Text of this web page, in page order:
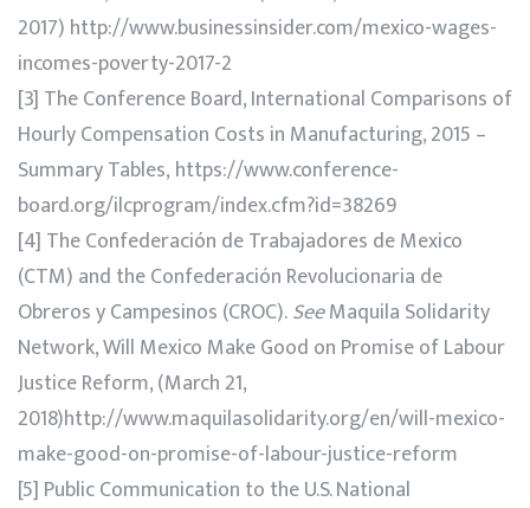
2017) http://www.businessinsider.com/mexico-wages-
incomes-poverty-2017-2
[3] The Conference Board, International Comparisons of
Hourly Compensation Costs in Manufacturing, 2015 –
Summary Tables, https://www.conference-
board.org/ilcprogram/index.cfm?id=38269
[4] The Confederación de Trabajadores de Mexico
(CTM) and the Confederación Revolucionaria de
Obreros y Campesinos (CROC).SeeMaquila Solidarity
Network, Will Mexico Make Good on Promise of Labour
Justice Reform, (March 21,
2018)http://www.maquilasolidarity.org/en/will-mexico-
make-good-on-promise-of-labour-justice-reform
[5] Public Communication to the U.S. National